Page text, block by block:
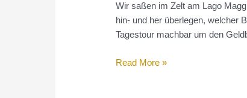
Wir saßen im Zelt am Lago
hin- und her überlegen, welcher
Tagestour machbar um den
Tourvorbereitung
Read More »